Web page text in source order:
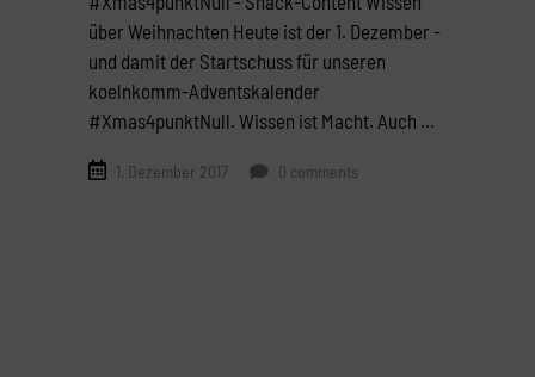
über Weihnachten Heute ist der 1. Dezember -
und damit der Startschuss für unseren
koelnkomm-Adventskalender
#Xmas4punktNull. Wissen ist Macht. Auch
1. Dezember 2017 0 comments